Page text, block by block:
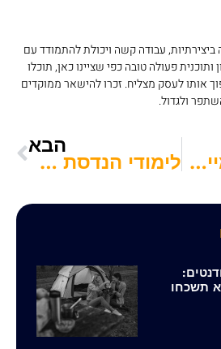
עבודה קשה ויכולת להתמודד עם
פעולה טובה כפי שציינו כאן, תוכלו
אותו לעסק מצליח. זכרו להישאר ממוקדים
ולגדול.
5 יעדים חלומיים לטיול בחופשת הסמסטר: מיפן ועד ריו
הבא
לימודי הנדסת תוכנה בחיפה והסביבה: מסלול לקריירה מצליחה בהייטק
תשכחו